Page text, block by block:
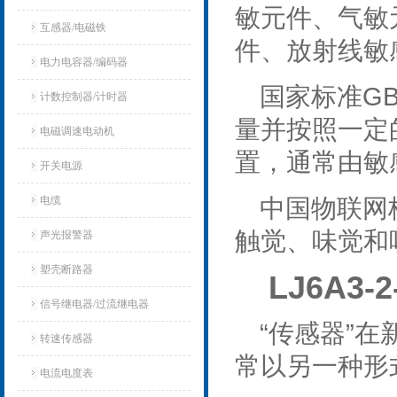
互感器/电磁铁
电力电容器/编码器
计数控制器/计时器
电磁调速电动机
开关电源
电缆
声光报警器
塑壳断路器
信号继电器/过流继电器
转速传感器
电流电度表
敏元件、气
件、放射线
国家标准
量并按照一
置，通常由敏
中国物联网
触觉、味觉和
LJ6A3-
“传感器”在
常以另一种形